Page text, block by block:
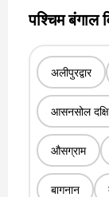
पश्चिम बंगाल
अलीपुरद्वार
आसनसोल
औसग्राम
बागनान